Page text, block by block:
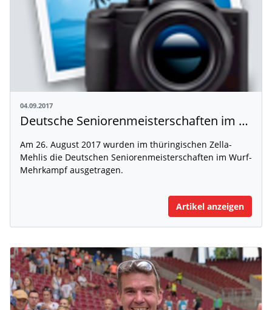
04.09.2017
Deutsche Seniorenmeisterschaften im Wurf-Mehrkampf
Am 26. August 2017 wurden im thüringischen Zella-
Mehlis die Deutschen Seniorenmeisterschaften im Wurf-
Mehrkampf ausgetragen.
Artikel anzeigen